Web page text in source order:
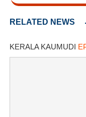
RELATED NEWS
KERALA KAUMUDI